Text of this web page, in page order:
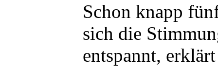
Schon knapp
sich die
entspannt,